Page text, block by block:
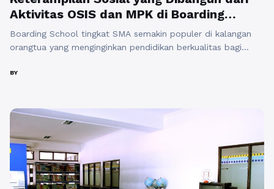
Aktivitas OSIS dan MPK di Boarding
School Al Masoem Bandung
Boarding School tingkat SMA semakin populer di kalangan
orangtua yang menginginkan pendidikan berkualitas bagi
di Indonesia adalah Boarding School Al Masoem, yang
ekstrakurikuler yang sangat berperan dalam membangun
keterampilan sosial siswa di sekolah ...
BY